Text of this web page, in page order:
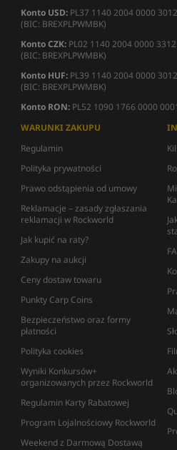
Konto USD: PL37 1140 2004 0000
(BIC: BREXPLPWMBK)
Konto CZK: PL02 1140 2004 0000
(BIC: BREXPLPWMBK)
Konto HUF: PL39 1140 2004 0000
(BIC: BREXPLPWMBK)
Konto RON: PL52 1090 1766 0000
WARUNKI ZAKUPU
Regulamin
Polityka prywatności
Prawo odstąpienia od umowy
Reklamacje – zasady zgłaszania
reklamacji w Rockworld
Jak kupić na raty?
Zakupy na aukcji
Ceny dostaw towaru
Punkty Carp Coins
Bezpieczeństwo oraz formy
płatności
Polityka cookies
Wyniki Konkursów+
organizowanych przez Rockworld
Regulamin Karty Rabatowej
Program Lojalnościowy Rockworld
Weekend z Darmową Dostawą